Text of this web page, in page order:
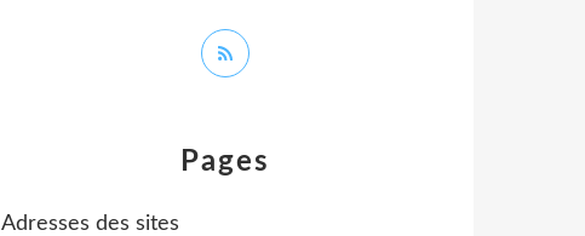
Pages
Adresses des sites